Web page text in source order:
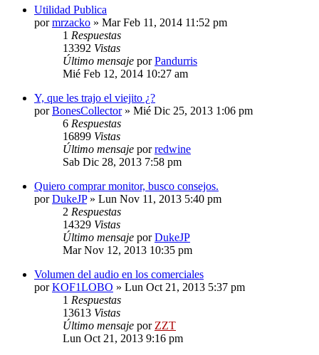
Utilidad Publica
pormrzacko » Mar Feb 11, 2014 11:52 pm
1 Respuestas
13392 Vistas
Último mensaje porPandurris
Mié Feb 12, 2014 10:27 am
Y, que les trajo el viejito ¿?
porBonesCollector» Mié Dic 25, 2013 1:06 pm
6 Respuestas
16899 Vistas
Último mensaje porredwine
Sab Dic 28, 2013 7:58 pm
Quiero comprar monitor, busco consejos.
porDukeJP» Lun Nov 11, 2013 5:40 pm
2 Respuestas
14329 Vistas
Último mensaje porDukeJP
Mar Nov 12, 2013 10:35 pm
Volumen del audio en los comerciales
porKOF1LOBO » Lun Oct 21, 2013 5:37 pm
1 Respuestas
13613 Vistas
Último mensaje por ZZT
Lun Oct 21, 2013 9:16 pm